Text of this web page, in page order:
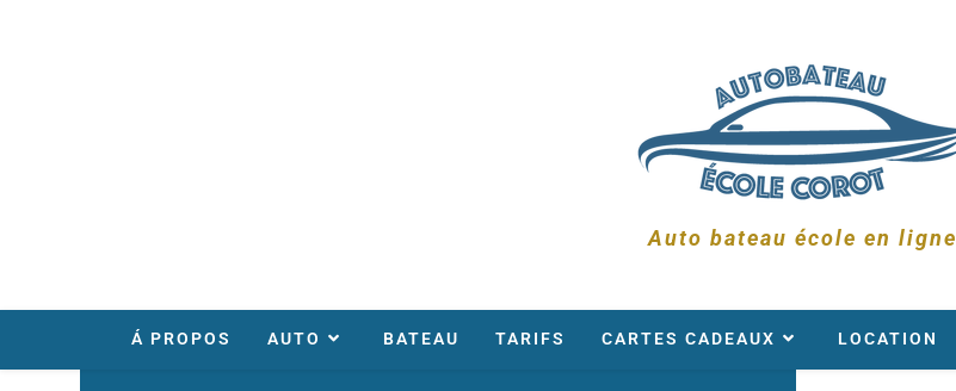
Auto bateau école en ligne
Á PROPOS AUTO BATEAU TARIFS CARTES CADEAUX LOCATION